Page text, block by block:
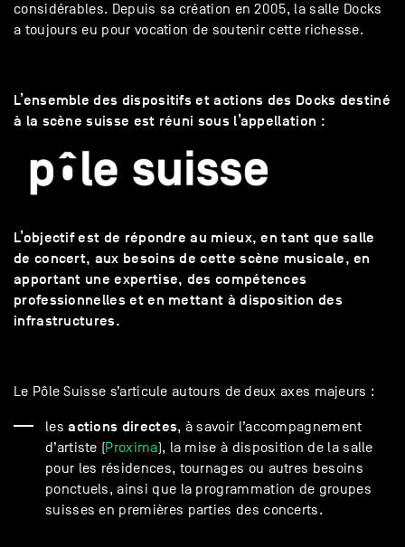
considérables. Depuis sa création en 2005, la salle Docks
a toujours eu pour vocation de soutenir cette richesse.
L’ensemble des dispositifs et actions des Docks destiné
à la scène suisse est réuni sous l’appellation :
L’objectif est de répondre au mieux, en tant que salle
de concert, aux besoins de cette scène musicale, en
apportant une expertise, des compétences
professionnelles et en mettant à disposition des
infrastructures.
Le Pôle Suisse s’articule autours de deux axes majeurs :
lesactions directes, à savoir l’accompagnement
d’artiste (Proxima), la mise à disposition de la salle
pour les résidences, tournages ou autres besoins
ponctuels, ainsi que la programmation de groupes
suisses en premières parties des concerts.